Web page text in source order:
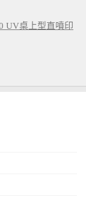
UV桌上型直噴印